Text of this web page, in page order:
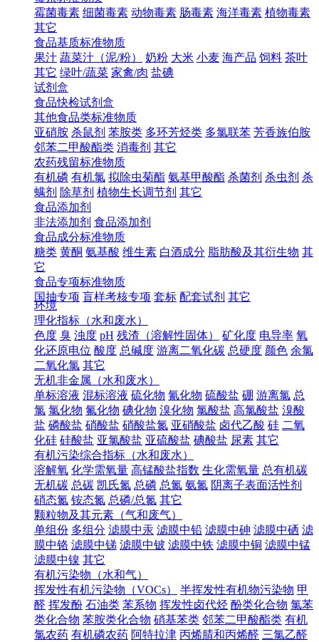
霉菌毒素 细菌毒素 动物毒素 肠毒素 海洋毒素 植物毒素
其它
食品基质标准物质
果汁 蔬菜汁（泥/粉） 奶粉 大米 小麦 海产品 饲料 茶叶
其它 绿叶/蔬菜 家禽/肉 盐碘
试剂盒
食品快检试剂盒
其他食品类标准物质
亚硝胺 杀鼠剂 苯胺类 多环芳烃类 多氯联苯 芳香族伯胺
邻苯二甲酸酯类 消毒剂 其它
农药残留标准物质
有机磷 有机氯 拟除虫菊酯 氨基甲酸酯 杀菌剂 杀虫剂 杀
螨剂 除草剂 植物生长调节剂 其它
食品添加剂
非法添加剂 食品添加剂
食品成分标准物质
糖类 黄酮 氨基酸 维生素 白酒成分 脂肪酸及其衍生物 其
它
食品专项标准物质
国抽专项 盲样考核专项 套标 配套试剂 其它
环境
理化指标（水和废水）
色度 臭 浊度 pH 残渣（溶解性固体） 矿化度 电导率 氧
化还原电位 酸度 总碱度 游离二氧化碳 总硬度 颜色 余氯
二氧化氯 其它
无机非金属（水和废水）
单标溶液 混标溶液 硫化物 氰化物 硫酸盐 硼 游离氯 总
氯 氯化物 氟化物 碘化物 溴化物 氯酸盐 高氯酸盐 溴酸
盐 磷酸盐 硝酸盐 硝酸盐氮 亚硝酸盐 卤代乙酸 硅 二氧
化硅 硅酸盐 亚氯酸盐 亚硫酸盐 碘酸盐 尿素 其它
有机污染综合指标（水和废水）
溶解氧 化学需氧量 高锰酸盐指数 生化需氧量 总有机碳
无机碳 总碳 凯氏氮 总磷 总氮 氨氮 阴离子表面活性剂
硝态氮 铵态氮 总磷/总氮 其它
颗粒物及其元素（气和废气）
单组份 多组分 滤膜中汞 滤膜中铅 滤膜中砷 滤膜中硒 滤
膜中铬 滤膜中锑 滤膜中铍 滤膜中铁 滤膜中铜 滤膜中锰
滤膜中镍 其它
有机污染物（水和气）
挥发性有机污染物（VOCs）
半挥发性有机物污染物 甲
醛 挥发酚 石油类 苯系物 挥发性卤代烃 酚类化合物 氯苯
类化合物 苯胺类化合物 硝基苯类 邻苯二甲酸酯类 有机
氯农药 有机磷农药 阿特拉津 丙烯腈和丙烯醛 三氯乙醛